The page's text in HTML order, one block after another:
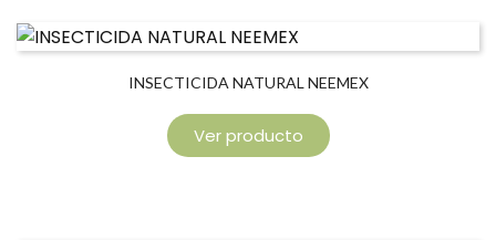
INSECTICIDA NATURAL NEEMEX
Ver producto